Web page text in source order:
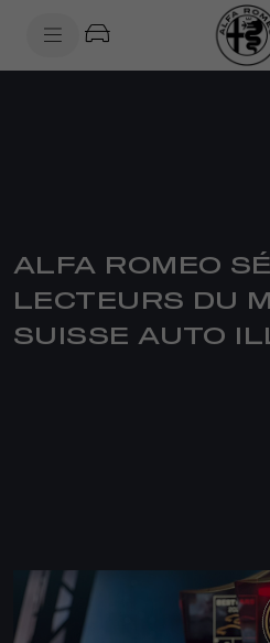
ALFA ROMEO
LECTEURS DU
SUISSE AUTO